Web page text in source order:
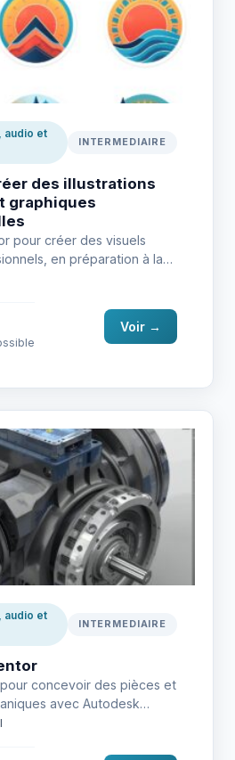
audio et
INTERMEDIAIRE
des illustrations
graphiques
pour créer des visuels
en préparation à la
Voir →
audio et
INTERMEDIAIRE
concevoir des pièces et
avec Autodesk